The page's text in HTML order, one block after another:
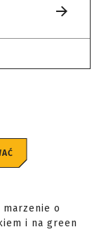
marzenie o
i na green